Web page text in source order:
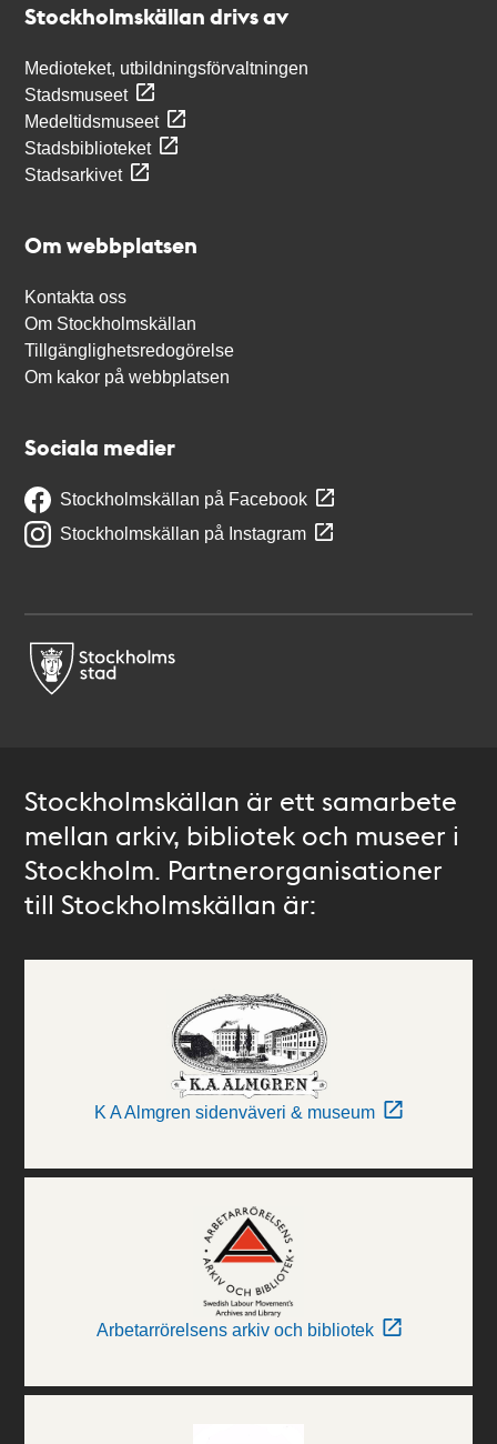
Stockholmskällan drivs av
Medioteket, utbildningsförvaltningen
Stadsmuseet
Medeltidsmuseet
Stadsbiblioteket
Stadsarkivet
Om webbplatsen
Kontakta oss
Om Stockholmskällan
Tillgänglighetsredogörelse
Om kakor på webbplatsen
Sociala medier
Stockholmskällan på Facebook
Stockholmskällan på Instagram
Stockholmskällan är ett samarbete
mellan arkiv, bibliotek och museer i
Stockholm. Partnerorganisationer
till Stockholmskällan är:
K A Almgren sidenväveri & museum
Arbetarrörelsens arkiv och bibliotek